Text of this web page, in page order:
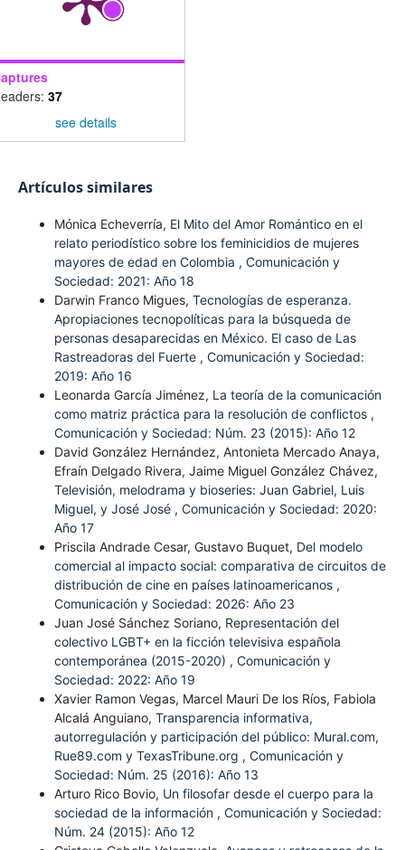
37
see details
Artículos similares
Mónica Echeverría, El Mito del Amor Romántico en el
relato periodístico sobre los feminicidios de mujeres
mayores de edad en Colombia , Comunicación y
Sociedad: 2021: Año 18
Darwin Franco Migues, Tecnologías de esperanza.
Apropiaciones tecnopolíticas para la búsqueda de
personas desaparecidas en México. El caso de Las
Rastreadoras del Fuerte , Comunicación y Sociedad:
2019: Año 16
Leonarda García Jiménez, La teoría de la comunicación
como matriz práctica para la resolución de conflictos ,
Comunicación y Sociedad: Núm. 23 (2015): Año 12
David González Hernández, Antonieta Mercado Anaya,
Efraín Delgado Rivera, Jaime Miguel González Chávez,
Televisión, melodrama y bioseries: Juan Gabriel, Luis
Miguel, y José José , Comunicación y Sociedad: 2020:
Año 17
Priscila Andrade Cesar, Gustavo Buquet, Del modelo
comercial al impacto social: comparativa de circuitos de
distribución de cine en países latinoamericanos ,
Comunicación y Sociedad: 2026: Año 23
Juan José Sánchez Soriano, Representación del
colectivo LGBT+ en la ficción televisiva española
contemporánea (2015-2020) , Comunicación y
Sociedad: 2022: Año 19
Xavier Ramon Vegas, Marcel Mauri De los Ríos, Fabiola
Alcalá Anguiano, Transparencia informativa,
autorregulación y participación del público: Mural.com,
Rue89.com y TexasTribune.org , Comunicación y
Sociedad: Núm. 25 (2016): Año 13
Arturo Rico Bovio, Un filosofar desde el cuerpo para la
sociedad de la información , Comunicación y Sociedad:
Núm. 24 (2015): Año 12